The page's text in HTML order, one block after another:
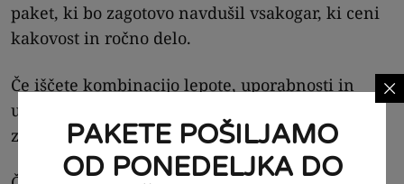
paket, ki bo zagotovo navdušil vsakogar, ki ceni
kakovost in ročno delo.
Če iščete kombinacijo lepote, uporabnosti in
unikatne zgodbe, je ta košarica popoln dodatek
za vaš dom.PAKETE POŠILJAMO
OD PONEDELJKA DO